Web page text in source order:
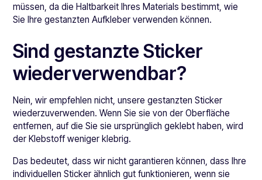
müssen, da die Haltbarkeit Ihres Materials bestimmt, wie
Sie Ihre gestanzten Aufkleber verwenden können.
Sind gestanzte Sticker
wiederverwendbar?
Nein, wir empfehlen nicht, unsere gestanzten Sticker
wiederzuverwenden. Wenn Sie sie von der Oberfläche
entfernen, auf die Sie sie ursprünglich geklebt haben, wird
der Klebstoff weniger klebrig.
Das bedeutet, dass wir nicht garantieren können, dass Ihre
individuellen Sticker ähnlich gut funktionieren, wenn sie